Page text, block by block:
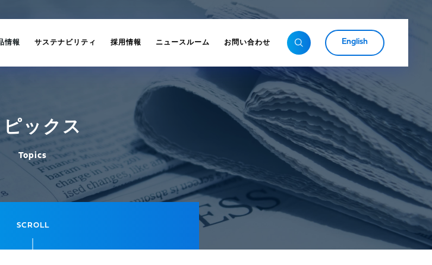
情報 サステナビリティ 採用情報 ニュースルーム お問い合わせ English
ピックス
Topics
SCROLL